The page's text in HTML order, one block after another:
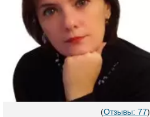
(Отзывы: 77)